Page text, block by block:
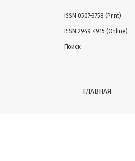
Особенности
ГЛАВНАЯ
ISSN 0507-3758 (Print)
ISSN 2949-4915 (Online)
Поиск